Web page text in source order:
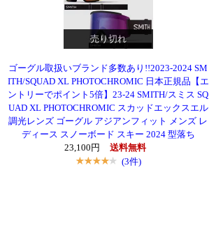
売り切れ
ゴーグル取扱いブランド多数あり!!2023-2024 SM
ITH/SQUAD XL PHOTOCHROMIC 日本正規品【エ
ントリーでポイント5倍】23-24 SMITH/スミス SQ
UAD XL PHOTOCHROMIC スカッドエックスエル
調光レンズ ゴーグル アジアンフィット メンズ レ
ディース スノーボード スキー 2024 型落ち
23,100円
送料無料
(3件)